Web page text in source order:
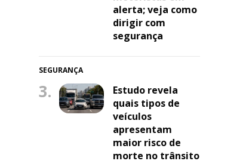
alerta; veja como
dirigir com
segurança
SEGURANÇA
3.
Estudo revela
quais tipos de
veículos
apresentam
maior risco de
morte no trânsito